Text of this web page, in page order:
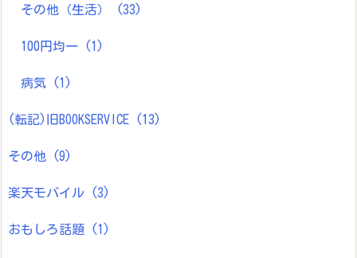
その他（生活） (33)
100円均一 (1)
病気 (1)
(転記)旧BOOKSERVICE (13)
その他 (9)
楽天モバイル (3)
おもしろ話題 (1)